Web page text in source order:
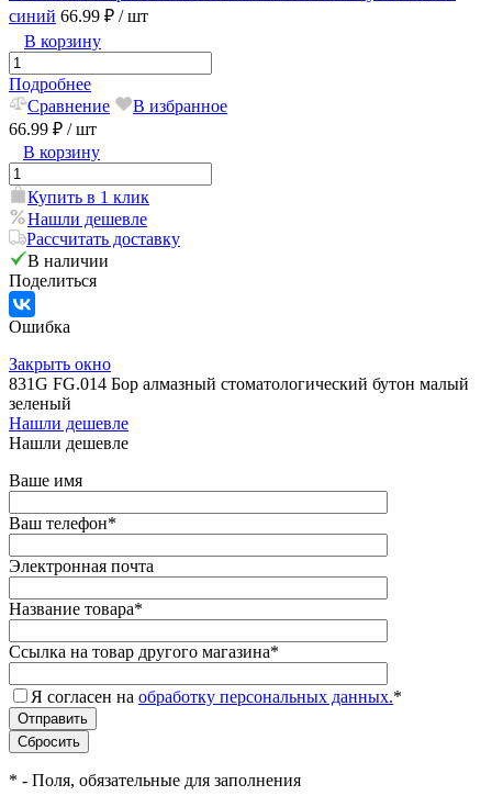
синий 66.99 ₽ / шт
В корзину
Подробнее
Сравнение
В избранное
66.99 ₽ / шт
В корзину
Купить в 1 клик
Нашли дешевле
Рассчитать доставку
В наличии
Поделиться
Ошибка
Закрыть окно
831G FG.014 Бор алмазный стоматологический бутон малый
зеленый
Нашли дешевле
Нашли дешевле
Ваше имя
Ваш телефон*
Электронная почта
Название товара*
Ссылка на товар другого магазина*
Я согласен на обработку персональных данных.*
* - Поля, обязательные для заполнения